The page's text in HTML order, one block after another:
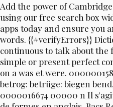
Add the power of
using our free search box
apps today and ensure you
words. {{#verifyErrors}}
continuous to talk about
simple or present perfect
on a was et were.
betrog: betrüge: biegen
0000016674 00000 n Il